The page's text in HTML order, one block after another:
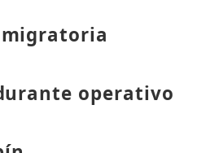
operativo